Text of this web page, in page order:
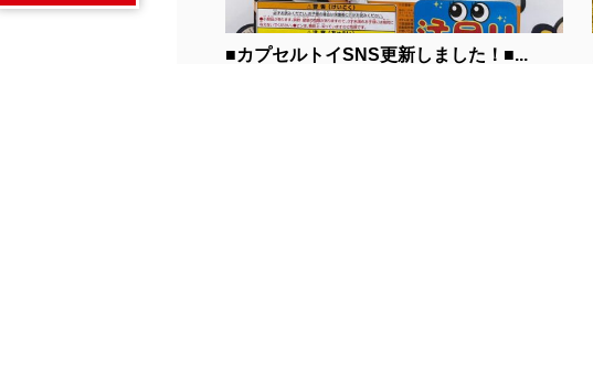
■カプセルトイSNS更新しました！■...